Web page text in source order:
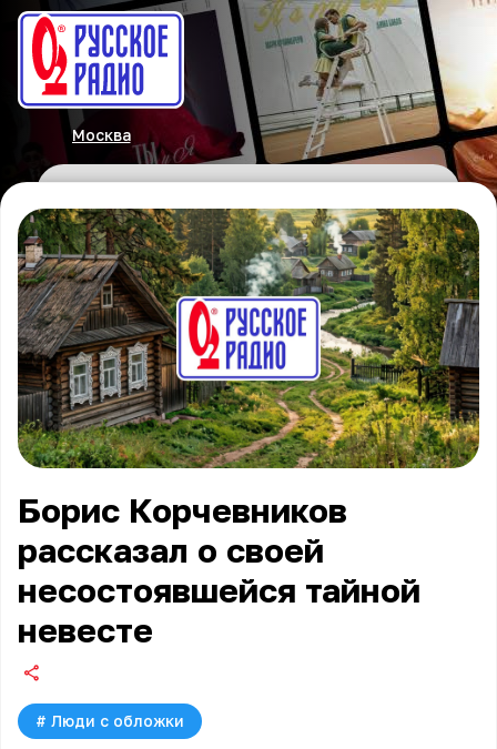
Москва
Борис Корчевников
рассказал о своей
несостоявшейся тайной
невесте
# Люди с обложки